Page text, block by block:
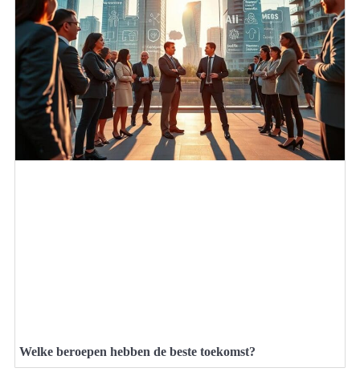
Welke beroepen hebben de beste toekomst?